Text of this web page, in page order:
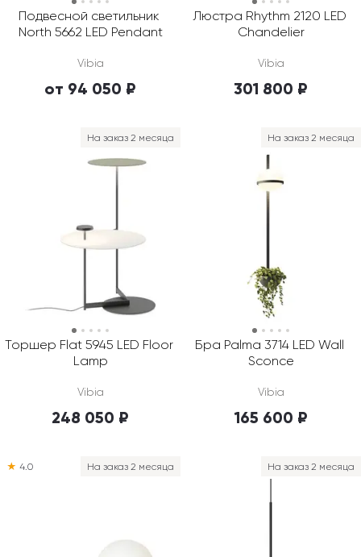
Подвесной светильник
North 5662 LED Pendant
Vibia
от 94 050 ₽
Люстра Rhythm 2120 LED
Chandelier
Vibia
301 800 ₽
Торшер Flat 5945 LED Floor
Lamp
Vibia
248 050 ₽
На заказ 2 месяца
Бра Palma 3714 LED Wall
Sconce
Vibia
165 600 ₽
На заказ 2 месяца
На заказ 2 месяца
★ 4.0 На заказ 2 месяца